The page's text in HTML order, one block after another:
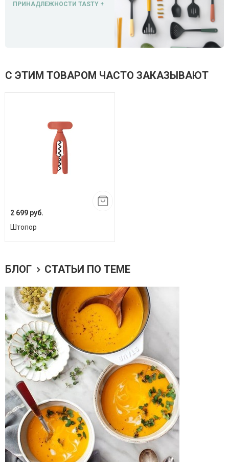
ПРИНАДЛЕЖНОСТИ TASTY +
С ЭТИМ ТОВАРОМ ЧАСТО ЗАКАЗЫВАЮТ
2 699 руб.
Штопор
БЛОГ СТАТЬИ ПО ТЕМЕ